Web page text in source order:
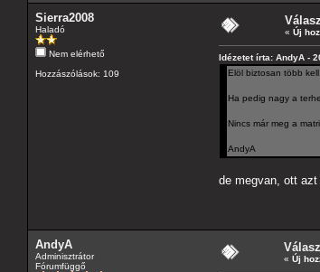
Sierra2008
Haladó
Nem elérhető
Hozzászólások: 109
« Új
Idézetet írta: AndyA -
Elöl biztosan több
Ha pedig nagy a
Nincs már meg a
AndyA
de megvan, ott
AndyA
Adminisztrátor
Fórumfüggő
« Új